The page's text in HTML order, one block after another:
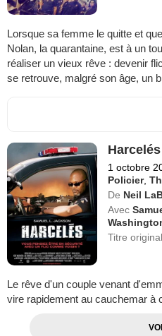
Lorsque sa femme le quitte et
Nolan, la quarantaine, est à un
réaliser un vieux rêve : devenir
se retrouve, malgré son âge, un
Harcelés
1 octobre
Policier,
De Neil
Avec
Titre original
Le rêve d'un couple venant
vire rapidement au cauchemar à